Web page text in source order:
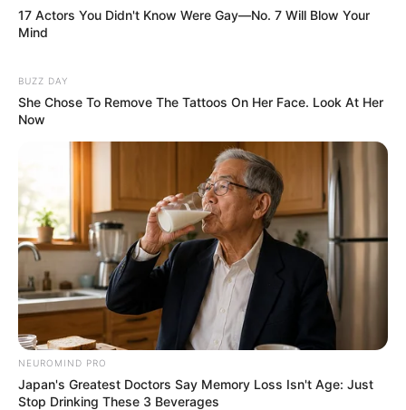
17 Actors You Didn't Know Were Gay—No. 7 Will Blow Your
Mind
BUZZ DAY
She Chose To Remove The Tattoos On Her Face. Look At Her
Now
NEUROMIND PRO
Japan's Greatest Doctors Say Memory Loss Isn't Age: Just
Stop Drinking These 3 Beverages